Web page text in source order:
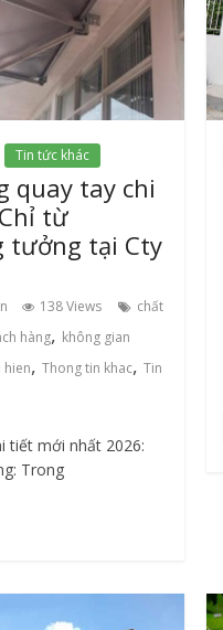
Tin tức khác
quay tay chi
từ
tưởng tại Cty
138 Views
chất
hàng, không gian
hien, Thong tin khac, Tin
tiết mới nhất 2026:
Trong